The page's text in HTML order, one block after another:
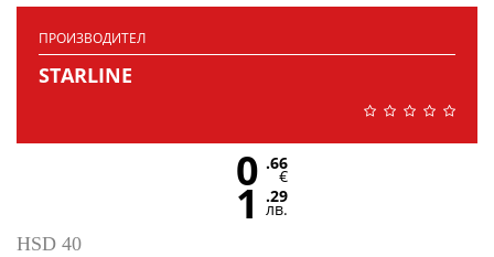
ПРОИЗВОДИТЕЛ
STARLINE
HSD 40
0 .66
€
1 .29
лв.